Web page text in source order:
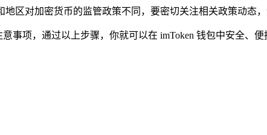
区对加密货币的监管政策不同，要密切关注相关政策动态
事项，通过以上步骤，你就可以在 imToken 钱包中安全、